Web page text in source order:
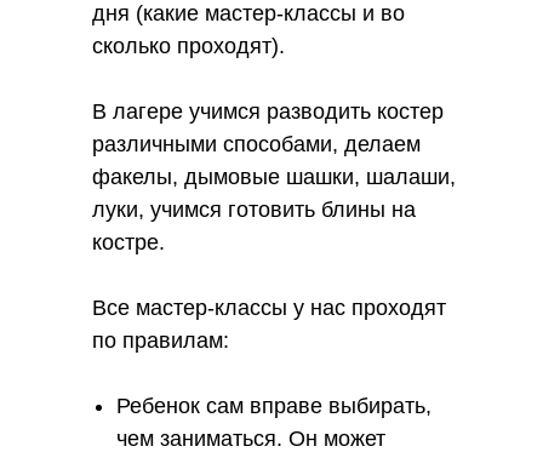
Репортаж ко дню отца на России 24
с участием СлаваДетям
дня (какие мастер-классы и во
сколько проходят).
В лагере учимся разводить костер
различными способами, делаем
факелы, дымовые шашки, шалаши,
луки, учимся готовить блины на
костре.
Все мастер-классы у нас проходят
по правилам:
Ребенок сам вправе выбирать,
чем заниматься. Он может